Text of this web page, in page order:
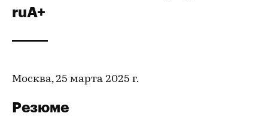
ruA+
Москва, 25 марта 2025 г.
Резюме